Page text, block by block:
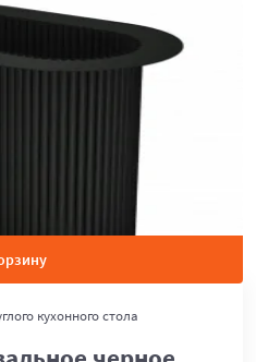
кухонного стола